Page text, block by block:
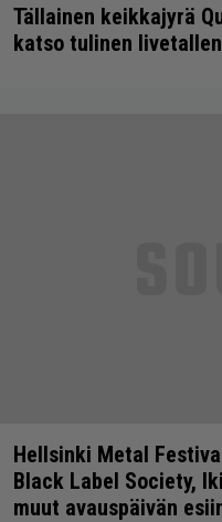
Tällainen keikkajyrä
katso tulinen
Hellsinki Metal
Black Label Society,
muut avauspäivän